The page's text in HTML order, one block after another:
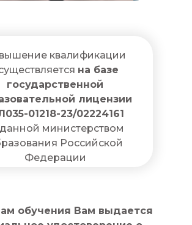
квалификации
на базе
государственной
лицензии
01218-23/02224161
министерством
Российской
Федерации
обучения Вам выдается